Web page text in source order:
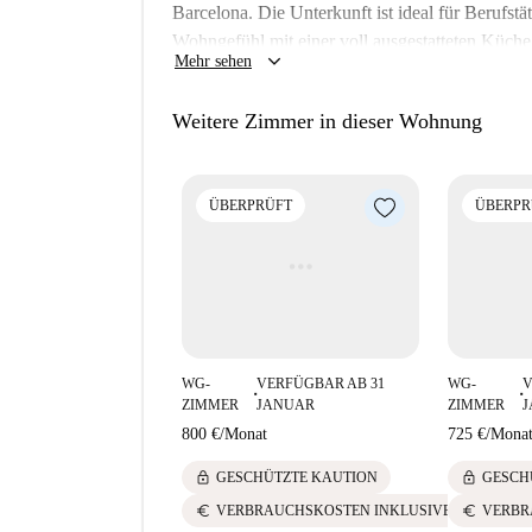
Barcelona. Die Unterkunft ist ideal für
Wohngefühl mit einer voll ausgestatteten
Sie, dass Paare nicht erlaubt sind und
Ememem. Dank der zentralen Lage erreichen
Mehr sehen keyboard_arrow_down
Weitere Zimmer in dieser Wohnung
ÜBERPRÜFT
WG-
ZIMMER
■
VERFÜGBAR AB 31
JANUAR
800 €/Monat
lock GESCHÜTZTE KAUTION
euro VERBRAUCHSKOSTEN INKLUSIVE
WG-
ZIMMER
■
725 €/Monat
lock
euro